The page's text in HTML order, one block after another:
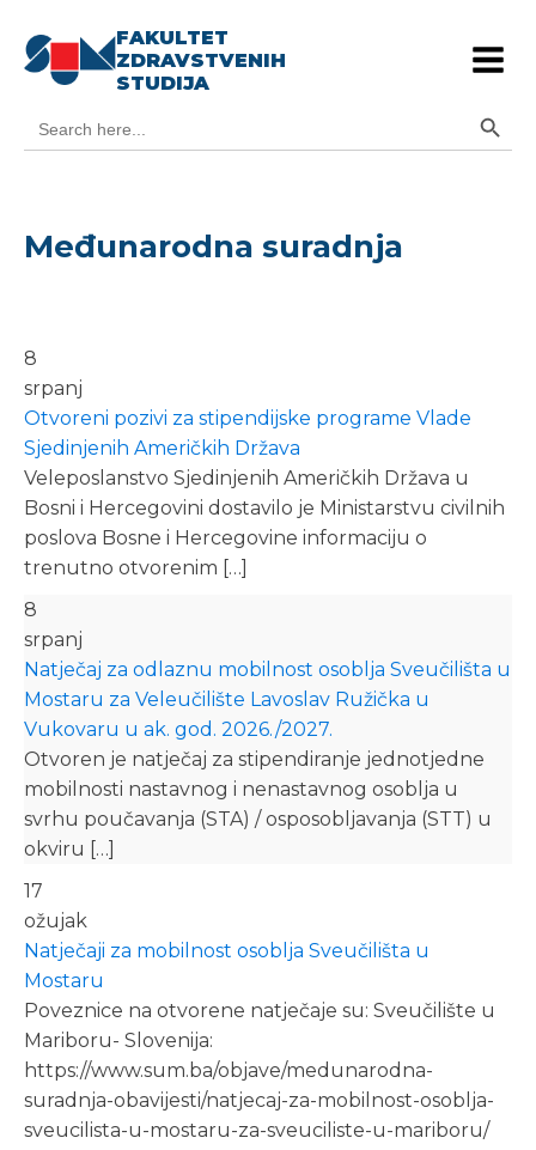
FAKULTET
ZDRAVSTVENIH
STUDIJA
for:
Međunarodna suradnja
8
srpanj
Otvoreni pozivi za stipendijske programe Vlade
Sjedinjenih Američkih Država
Veleposlanstvo Sjedinjenih Američkih Država u
Bosni i Hercegovini dostavilo je Ministarstvu civilnih
poslova Bosne i Hercegovine informaciju o
trenutno otvorenim […]
8
srpanj
Natječaj za odlaznu mobilnost osoblja Sveučilišta u
Mostaru za Veleučilište Lavoslav Ružička u
Vukovaru u ak. god. 2026./2027.
Otvoren je natječaj za stipendiranje jednotjedne
mobilnosti nastavnog i nenastavnog osoblja u
svrhu poučavanja (STA) / osposobljavanja (STT) u
okviru […]
17
ožujak
Natječaji za mobilnost osoblja Sveučilišta u
Mostaru
Poveznice na otvorene natječaje su: Sveučilište u
Mariboru- Slovenija:
https://www.sum.ba/objave/medunarodna-
suradnja-obavijesti/natjecaj-za-mobilnost-osoblja-
sveucilista-u-mostaru-za-sveuciliste-u-mariboru/